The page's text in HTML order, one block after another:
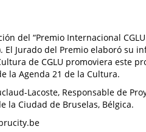
del “Premio Internacional
El Jurado del Premio elaboró su
de CGLU promoviera este
la Agenda 21 de la Cultura.
Lacoste, Responsable de
la Ciudad de Bruselas, Bélgica.